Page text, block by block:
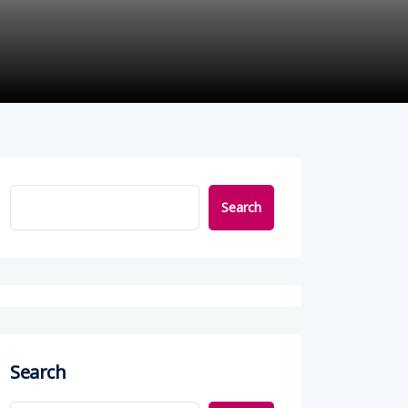
Search
Search